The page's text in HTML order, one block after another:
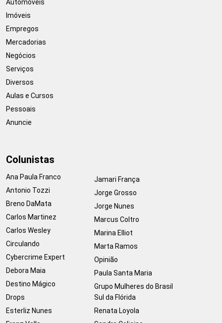
Automóveis
Imóveis
Empregos
Mercadorias
Negócios
Serviços
Diversos
Aulas e Cursos
Pessoais
Anuncie
Colunistas
Ana Paula Franco
Antonio Tozzi
Breno DaMata
Carlos Martinez
Carlos Wesley
Circulando
Cybercrime Expert
Debora Maia
Destino Mágico
Drops
Esterliz Nunes
Jamari França
Jorge Grosso
Jorge Nunes
Marcus Coltro
Marina Elliot
Marta Ramos
Opinião
Paula Santa Maria
Grupo Mulheres do Brasil
Sul da Flórida
Renata Loyola